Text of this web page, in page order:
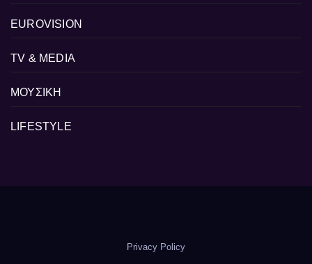
EUROVISION
TV & MEDIA
ΜΟΥΣΙΚΗ
LIFESTYLE
Privacy Policy